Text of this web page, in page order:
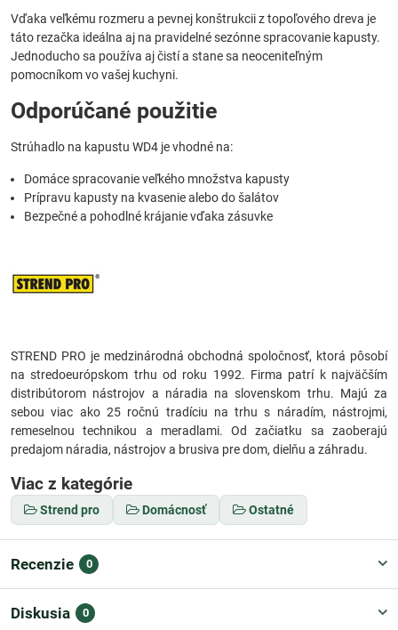
Vďaka veľkému rozmeru a pevnej konštrukcii z topoľového dreva je
táto rezačka ideálna aj na pravidelné sezónne spracovanie kapusty.
Jednoducho sa používa aj čistí a stane sa neoceniteľným
pomocníkom vo vašej kuchyni.
Odporúčané použitie
Strúhadlo na kapustu WD4 je vhodné na:
Domáce spracovanie veľkého množstva kapusty
Prípravu kapusty na kvasenie alebo do šalátov
Bezpečné a pohodlné krájanie vďaka zásuvke
STREND PRO je medzinárodná obchodná spoločnosť, ktorá pôsobí
na stredoeurópskom trhu od roku 1992. Firma patrí k najväčším
distribútorom nástrojov a náradia na slovenskom trhu. Majú za
sebou viac ako 25 ročnú tradíciu na trhu s náradím, nástrojmi,
remeselnou technikou a meradlami. Od začiatku sa zaoberajú
predajom náradia, nástrojov a brusiva pre dom, dielňu a záhradu.
Viac z kategórie
Strend pro Domácnosť Ostatné
Recenzie 0
Diskusia 0